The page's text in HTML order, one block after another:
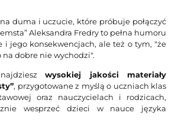
duma i uczucie, które próbuje połączyć
Aleksandra Fredry to pełna humoru
i jego konsekwencjach, ale też o tym, "że
na dobre nie wychodzi".
wysokiej jakości materiały
, przygotowane z myślą o uczniach klas
oraz nauczycielach i rodzicach,
wesprzeć dzieci w nauce języka